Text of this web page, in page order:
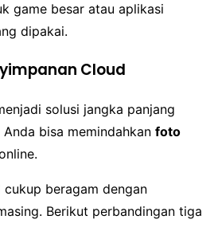
game besar atau aplikasi
dipakai.
Cloud
solusi jangka panjang
bisa memindahkan foto
cukup beragam dengan
Berikut perbandingan tiga